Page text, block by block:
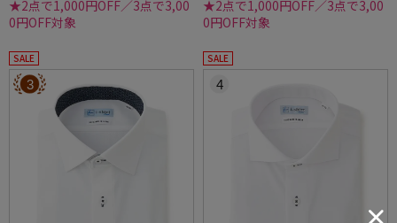
★2点で1,000円OFF／3点で3,00
0円OFF対象
★2点で1,000円OFF／3点で3,00
0円OFF対象
SALE
3
SALE
4